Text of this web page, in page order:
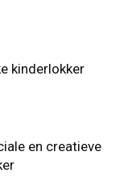
kinderlokker
en creatieve